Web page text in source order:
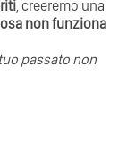
, creeremo una
non funziona
passato non